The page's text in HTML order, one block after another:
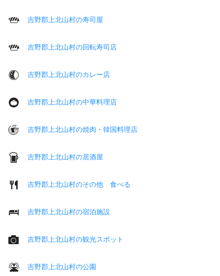
吉野郡上北山村の寿司屋
吉野郡上北山村の回転寿司店
吉野郡上北山村のカレー店
吉野郡上北山村の中華料理店
吉野郡上北山村の焼肉・韓国料理店
吉野郡上北山村の居酒屋
吉野郡上北山村のその他 食べる
吉野郡上北山村の宿泊施設
吉野郡上北山村の観光スポット
吉野郡上北山村の公園